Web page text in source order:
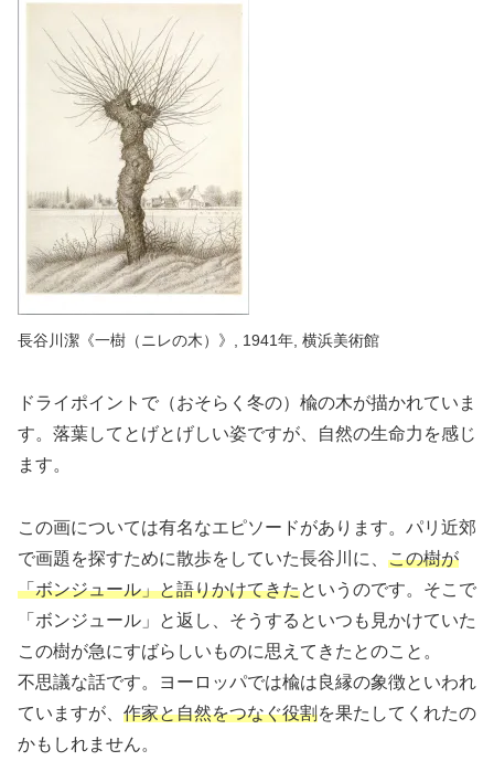
長谷川潔《一樹（ニレの木）》, 1941年, 横浜美術館
ドライポイントで（おそらく冬の）楡の木が描かれていま
す。落葉してとげとげしい姿ですが、自然の生命力を感じ
ます。
この画については有名なエピソードがあります。パリ近郊
で画題を探すために散歩をしていた長谷川に、 この樹が
「ボンジュール」と語りかけてきたというのです。そこで
「ボンジュール」と返し、そうするといつも見かけていた
この樹が急にすばらしいものに思えてきたとのこと。
不思議な話です。ヨーロッパでは楡は良縁の象徴といわれ
ていますが、 作家と自然をつなぐ役割を果たしてくれたの
かもしれません。